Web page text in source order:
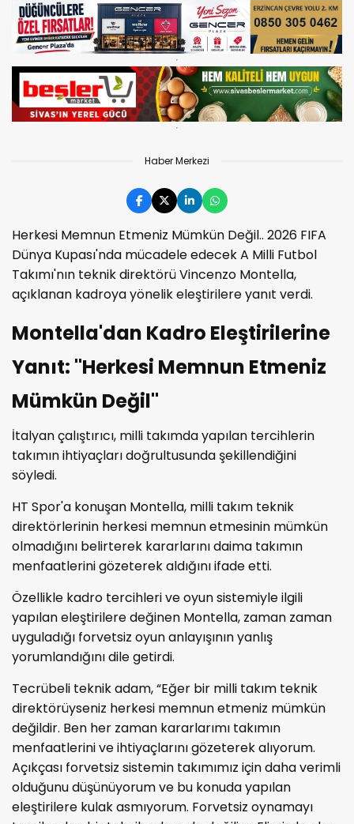
Haber Merkezi
Herkesi Memnun Etmeniz Mümkün Değil.. 2026 FIFA
Dünya Kupası'nda mücadele edecek A Milli Futbol
Takımı'nın teknik direktörü Vincenzo Montella,
açıklanan kadroya yönelik eleştirilere yanıt verdi.
Montella'dan Kadro Eleştirilerine
Yanıt: "Herkesi Memnun Etmeniz
Mümkün Değil"
İtalyan çalıştırıcı, milli takımda yapılan tercihlerin
takımın ihtiyaçları doğrultusunda şekillendiğini
söyledi.
HT Spor'a konuşan Montella, milli takım teknik
direktörlerinin herkesi memnun etmesinin mümkün
olmadığını belirterek kararlarını daima takımın
menfaatlerini gözeterek aldığını ifade etti.
Özellikle kadro tercihleri ve oyun sistemiyle ilgili
yapılan eleştirilere değinen Montella, zaman zaman
uyguladığı forvetsiz oyun anlayışının yanlış
yorumlandığını dile getirdi.
Tecrübeli teknik adam, “Eğer bir milli takım teknik
direktörüyseniz herkesi memnun etmeniz mümkün
değildir. Ben her zaman kararlarımı takımın
menfaatlerini ve ihtiyaçlarını gözeterek alıyorum.
Açıkçası forvetsiz sistemin takımımız için daha verimli
olduğunu düşünüyorum ve bu konuda yapılan
eleştirilere kulak asmıyorum. Forvetsiz oynamayı